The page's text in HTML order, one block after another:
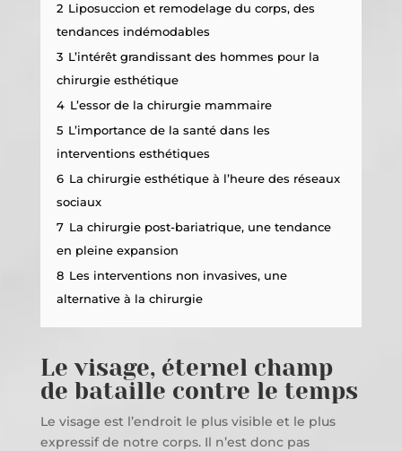
2 Liposuccion et remodelage du corps, des
tendances indémodables
3 L’intérêt grandissant des hommes pour la
chirurgie esthétique
4 L’essor de la chirurgie mammaire
5 L’importance de la santé dans les
interventions esthétiques
6 La chirurgie esthétique à l’heure des réseaux
sociaux
7 La chirurgie post-bariatrique, une tendance
en pleine expansion
8 Les interventions non invasives, une
alternative à la chirurgie
Le visage, éternel champ
de bataille contre le temps
Le visage est l’endroit le plus visible et le plus
expressif de notre corps. Il n’est donc pas